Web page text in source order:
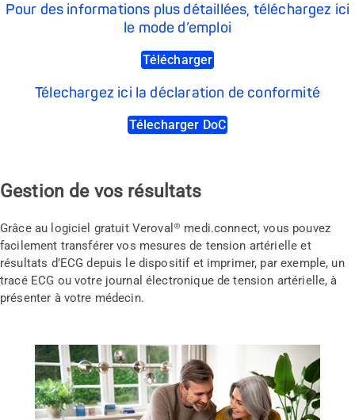
Pour des informations plus détaillées, téléchargez ici
le mode d’emploi
Télécharger
Télechargez ici la déclaration de conformité
Télecharger DoC
Gestion de vos résultats
Grâce au logiciel gratuit Veroval® medi.connect, vous pouvez
facilement transférer vos mesures de tension artérielle et
résultats d’ECG depuis le dispositif et imprimer, par exemple, un
tracé ECG ou votre journal électronique de tension artérielle, à
présenter à votre médecin.